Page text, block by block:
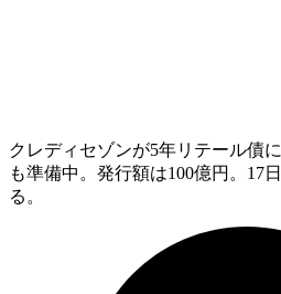
クレディセゾンが5年リテール債
も準備中。発行額は100億円。17
る。